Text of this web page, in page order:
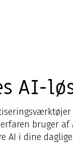
AI-
bruger af
AI i dine